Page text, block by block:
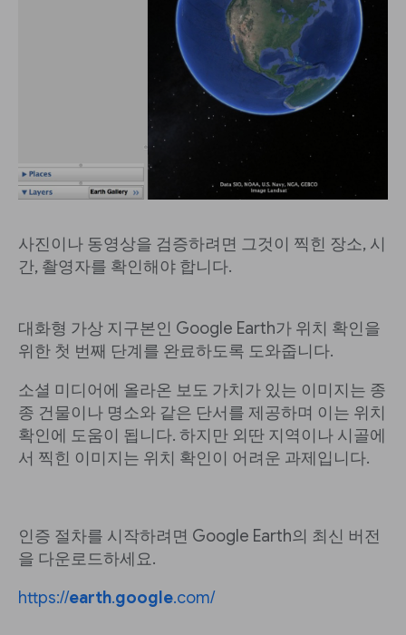
사진이나 동영상을 검증하려면 그것이 찍힌 장소, 시
간, 촬영자를 확인해야 합니다.
대화형 가상 지구본인 Google Earth가 위치 확인을
위한 첫 번째 단계를 완료하도록 도와줍니다.
소셜 미디어에 올라온 보도 가치가 있는 이미지는 종
종 건물이나 명소와 같은 단서를 제공하며 이는 위치
확인에 도움이 됩니다. 하지만 외딴 지역이나 시골에
서 찍힌 이미지는 위치 확인이 어려운 과제입니다.
인증 절차를 시작하려면 Google Earth의 최신 버전
을 다운로드하세요.
https://earth.google.com/